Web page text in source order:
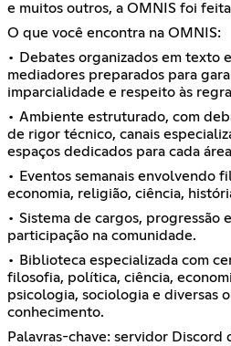
e muitos outros, a OMNIS foi
O que você encontra na OMNIS:
• Debates organizados em texto
mediadores preparados para
imparcialidade e respeito às
• Ambiente estruturado, com
de rigor técnico, canais
espaços dedicados para cada
• Eventos semanais envolvendo
economia, religião, ciência,
• Sistema de cargos, progressão
participação na comunidade.
• Biblioteca especializada com
filosofia, política, ciência,
psicologia, sociologia e diversas
conhecimento.
Palavras-chave: servidor